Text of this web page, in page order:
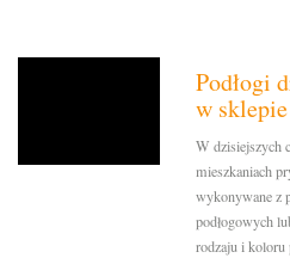
Podłogi
w
W dzisiejszych
mieszkaniach
wykonywane z
podłogowych
rodzaju i koloru